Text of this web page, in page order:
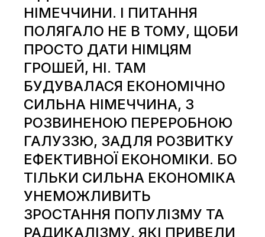
НІМЕЧЧИНИ. І ПИТАННЯ
ПОЛЯГАЛО НЕ В ТОМУ, ЩОБИ
ПРОСТО ДАТИ НІМЦЯМ
ГРОШЕЙ, НІ. ТАМ
БУДУВАЛАСЯ ЕКОНОМІЧНО
СИЛЬНА НІМЕЧЧИНА, З
РОЗВИНЕНОЮ ПЕРЕРОБНОЮ
ГАЛУЗЗЮ, ЗАДЛЯ РОЗВИТКУ
ЕФЕКТИВНОЇ ЕКОНОМІКИ. БО
ТІЛЬКИ СИЛЬНА ЕКОНОМІКА
УНЕМОЖЛИВИТЬ
ЗРОСТАННЯ ПОПУЛІЗМУ ТА
РАДИКАЛІЗМУ, ЯКІ ПРИВЕЛИ